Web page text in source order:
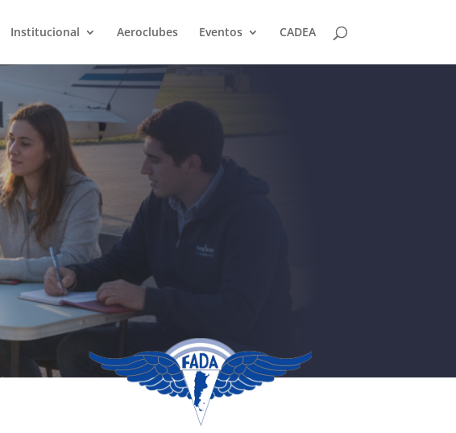
Institucional Aeroclubes Eventos CADEA